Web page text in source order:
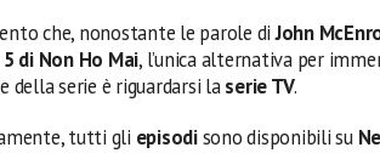
che, nonostante le parole diJohn
di Non Ho Mai, l’unica alternativa per
della serie è riguardarsi laserie TV.
tutti gli episodisono disponibili su